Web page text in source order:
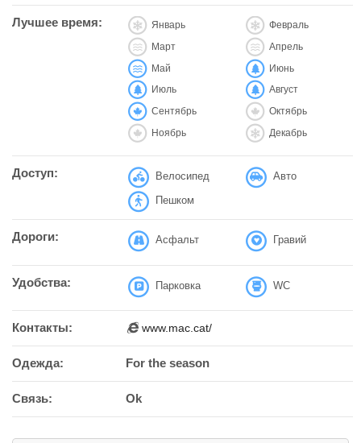
Лучшее время: Январь Февраль
Март Апрель
Май Июнь
Июль Август
Сентябрь Октябрь
Ноябрь Декабрь
Доступ: Велосипед
Авто
Пешком
Дороги: Асфальт Гравий
Удобства: Парковка WC
Контакты: www.mac.cat/
Одежда: For the season
Связь: Ok